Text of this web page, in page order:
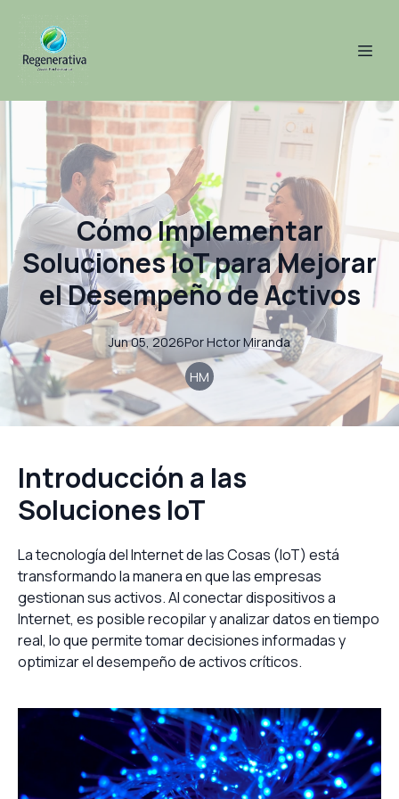
Cómo Implementar
Soluciones IoT para Mejorar
el Desempeño de Activos
Jun 05, 2026PorHctor Miranda
HM
Introducción a las
Soluciones IoT
La tecnología del Internet de las Cosas (IoT) está
transformando la manera en que las empresas
gestionan sus activos. Al conectar dispositivos a
Internet, es posible recopilar y analizar datos en tiempo
real, lo que permite tomar decisiones informadas y
optimizar el desempeño de activos críticos.